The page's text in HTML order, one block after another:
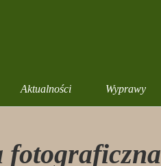
Aktualności Wyprawy
fotograficzna